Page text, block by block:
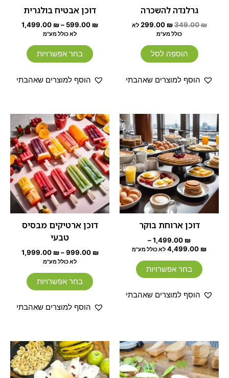
גרלנדה להשכרה
349.00₪
299.00 ₪
לא
כולל מע"מ
הוספה לסל
הוסף למוצרים שאהבתי
דוכן אבטיח בולגרית
599.00 ₪
–
1,499.00 ₪
לא כולל מע"מ
בחר אפשרויות
בעמוד
המוצר
הוסף למוצרים שאהבתי
דוכן ארוחת בוקר
1,499.00 ₪
–
4,499.00 ₪
טווח
מחירים:
עד
לא כולל מע"מ
בחר אפשרויות
למוצר
זה
יש
מספר
סוגים.
ניתן
לבחור
את
הוסף למוצרים שאהבתי
דוכן ארטיקים מבסיס
טבעי
999.00 ₪
–
1,999.00 ₪
עד
⁦1,999.00 ₪⁩
לא כולל מע"מ
בחר אפשרויות
זה
יש
מספר
סוגים.
ניתן
לבחור
את
בעמוד
הוסף למוצרים שאהבתי
טווח
מחירים:
עד
למוצר
זה
יש
טווח
מחירים:
עד
למוצר
זה
יש